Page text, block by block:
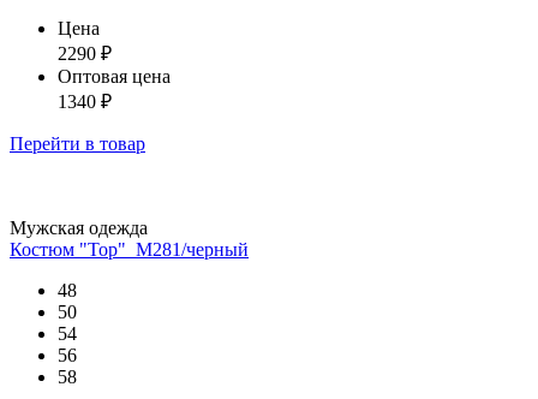
Цена
2290 ₽
Оптовая цена
1340 ₽
Перейти в товар
Мужская одежда
Костюм "Тор"_М281/черный
48
50
54
56
58